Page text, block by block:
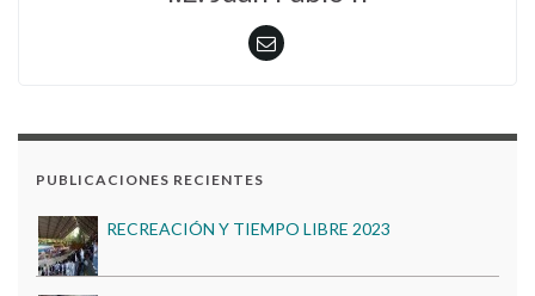
PUBLICACIONES RECIENTES
GOBIERNO ESCOLAR 2023
RECREACIÓN Y TIEMPO LIBRE 2023